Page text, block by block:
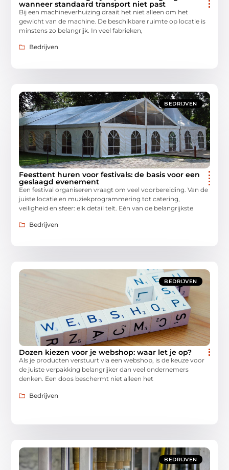
wanneer standaard transport niet past
Bij een machineverhuizing draait het niet alleen om het
gewicht van de machine. De beschikbare ruimte op locatie is
minstens zo belangrijk. In veel fabrieken,
Bedrijven
BEDRIJVEN
Feesttent huren voor festivals: de basis voor een
geslaagd evenement
Een festival organiseren vraagt om veel voorbereiding. Van de
juiste locatie en muziekprogrammering tot catering,
veiligheid en sfeer: elk detail telt. Eén van de belangrijkste
Bedrijven
BEDRIJVEN
Dozen kiezen voor je webshop: waar let je op?
Als je producten verstuurt via een webshop, is de keuze voor
de juiste verpakking belangrijker dan veel ondernemers
denken. Een doos beschermt niet alleen het
Bedrijven
BEDRIJVEN